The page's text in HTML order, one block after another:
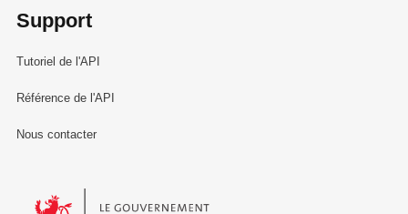
Support
Tutoriel de l'API
Référence de l'API
Nous contacter
Le Gouvernement du Grand-Duché de Luxembourg - Service